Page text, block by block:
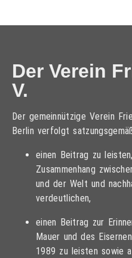
Der Verein
V.
Der gemeinnützige Verein
Berlin verfolgt
einen Beitrag zu
Zusammenhang
und der Welt und
verdeutlichen,
einen Beitrag zur
Mauer und des
1989 zu leisten sowie